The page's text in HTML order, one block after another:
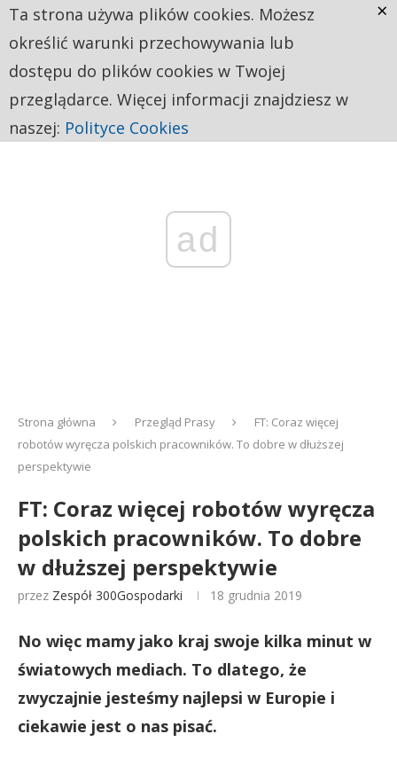
ad
Strona główna Przegląd Prasy
FT: Coraz więcej
robotów wyręcza polskich pracowników. To dobre w dłuższej
perspektywie
FT: Coraz więcej robotów wyręcza
polskich pracowników. To dobre
w dłuższej perspektywie
przez Zespół 300Gospodarki 18 grudnia 2019
No więc mamy jako kraj swoje kilka minut w
światowych mediach. To dlatego, że
zwyczajnie jesteśmy najlepsi w Europie i
ciekawie jest o nas pisać.
Ta strona używa plików cookies. Możesz
określić warunki przechowywania lub
dostępu do plików cookies w Twojej
przeglądarce. Więcej informacji znajdziesz w
naszej: Polityce Cookies
×